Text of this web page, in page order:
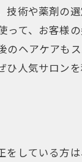
術や薬剤の
て、お客様
ヘアケアも
人気サロン
している方